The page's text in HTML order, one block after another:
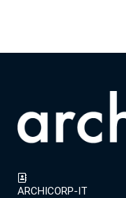
ARCHICORP-IT